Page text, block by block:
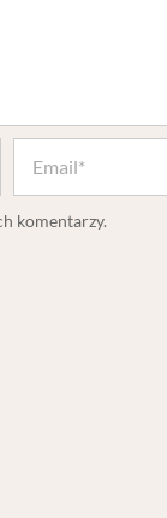
komentarzy.